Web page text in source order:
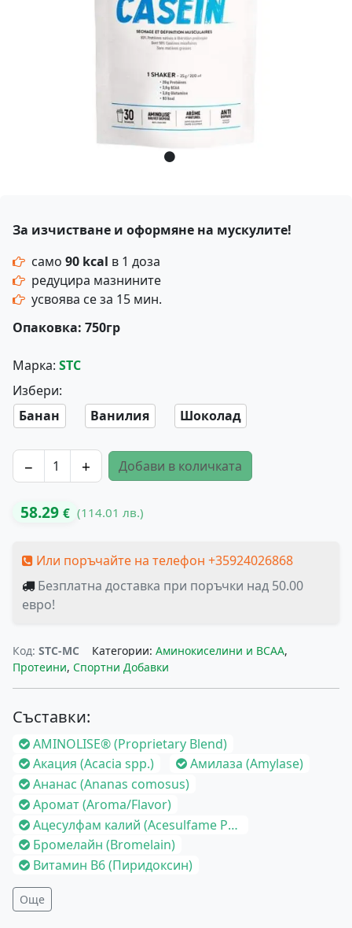
За изчистване и оформяне на мускулите!
само 90 kcal в 1 доза
редуцира мазнините
усвоява се за 15 мин.
Опаковка: 750гр
Марка: STC
Избери:
Банан
Ванилия Шоколад
количество за MICELLAR CASEIN За Изчистване и
− + Добави в количката
58.29 € (114.01 лв.)
Или поръчайте на телефон +35924026868
Безплатна доставка при поръчки над 50.00
евро!
Код: STC-MC Категории: Аминокиселини и BCAA,
Протеини, Спортни Добавки
Съставки:
AMINOLISE® (Proprietary Blend)
Акация (Acacia spp.)
Амилаза (Amylase)
Ананас (Ananas comosus)
Аромат (Aroma/Flavor)
Ацесулфам калий (Acesulfame Potassium)
Бромелайн (Bromelain)
Витамин B6 (Пиридоксин)
Още